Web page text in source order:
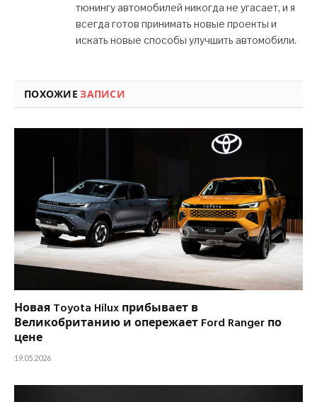
тюнингу автомобилей никогда не угасает, и я
всегда готов принимать новые проекты и
искать новые способы улучшить автомобили.
ПОХОЖИЕЗАПИСИ
Новая Toyota Hilux прибывает в
Великобританию и опережает Ford Ranger по
цене
19.05.2026